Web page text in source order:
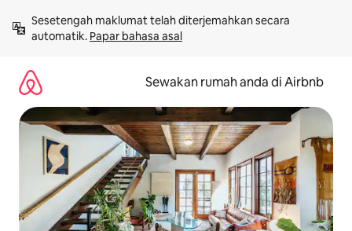
kandungan
Sesetengah maklumat telah diterjemahkan secara
automatik. Papar bahasa asal
Sewakan rumah anda di Airbnb